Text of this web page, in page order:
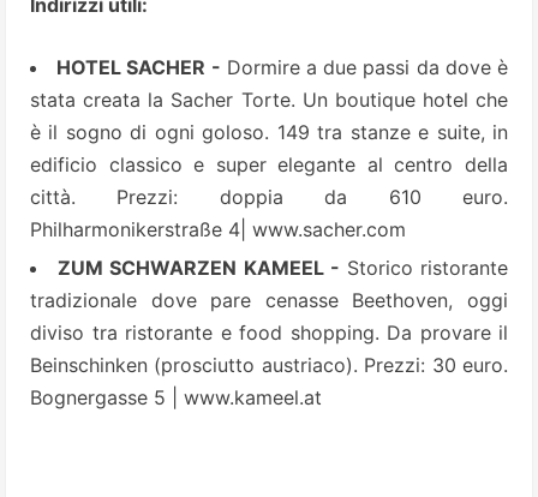
Indirizzi utili:
HOTEL SACHER - Dormire a due passi da dove è
stata creata la Sacher Torte. Un boutique hotel che
è il sogno di ogni goloso. 149 tra stanze e suite, in
edificio classico e super elegante al centro della
città. Prezzi: doppia da 610 euro.
Philharmonikerstraße 4| www.sacher.com
ZUM SCHWARZEN KAMEEL - Storico ristorante
tradizionale dove pare cenasse Beethoven, oggi
diviso tra ristorante e food shopping. Da provare il
Beinschinken (prosciutto austriaco). Prezzi: 30 euro.
Bognergasse 5 | www.kameel.at